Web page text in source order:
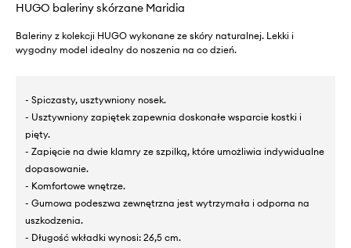
HUGO baleriny skórzane Maridia
Baleriny z kolekcji HUGO wykonane ze skóry naturalnej. Lekki i
wygodny model idealny do noszenia na co dzień.
- Spiczasty, usztywniony nosek.
- Usztywniony zapiętek zapewnia doskonałe wsparcie kostki i
pięty.
- Zapięcie na dwie klamry ze szpilką, które umożliwia indywidualne
dopasowanie.
- Komfortowe wnętrze.
- Gumowa podeszwa zewnętrzna jest wytrzymała i odporna na
uszkodzenia.
- Długość wkładki wynosi: 26,5 cm.